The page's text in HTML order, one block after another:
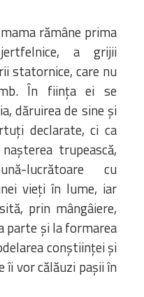
rămâne prima
a grijii
statornice, care nu
În ființa ei se
dăruirea de sine și
declarate, ci ca
trupească,
lucrătoare cu
vieți în lume, iar
prin mângâiere,
parte și la formarea
conștiinței și
vor călăuzi pașii în